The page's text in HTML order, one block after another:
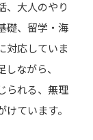
、大人のやり
礎、留学・海
対応していま
ながら、
られる、無理
ています。